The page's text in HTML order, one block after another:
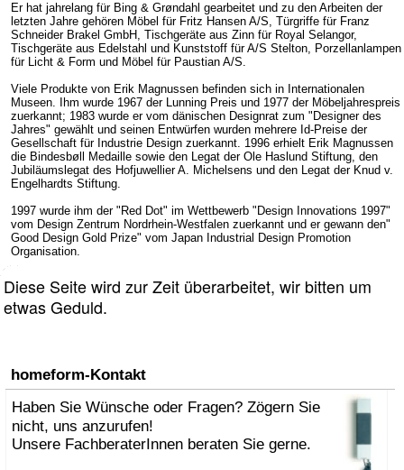
Er hat jahrelang für Bing & Grøndahl gearbeitet und zu den Arbeiten der
letzten Jahre gehören Möbel für Fritz Hansen A/S, Türgriffe für Franz
Schneider Brakel GmbH, Tischgeräte aus Zinn für Royal Selangor,
Tischgeräte aus Edelstahl und Kunststoff für A/S Stelton, Porzellanlampen
für Licht & Form und Möbel für Paustian A/S.
Viele Produkte von Erik Magnussen befinden sich in Internationalen
Museen. Ihm wurde 1967 der Lunning Preis und 1977 der Möbeljahrespreis
zuerkannt; 1983 wurde er vom dänischen Designrat zum "Designer des
Jahres" gewählt und seinen Entwürfen wurden mehrere Id-Preise der
Gesellschaft für Industrie Design zuerkannt. 1996 erhielt Erik Magnussen
die Bindesbøll Medaille sowie den Legat der Ole Haslund Stiftung, den
Jubiläumslegat des Hofjuwellier A. Michelsens und den Legat der Knud v.
Engelhardts Stiftung.
1997 wurde ihm der "Red Dot" im Wettbewerb "Design Innovations 1997"
vom Design Zentrum Nordrhein-Westfalen zuerkannt und er gewann den"
Good Design Gold Prize" vom Japan Industrial Design Promotion
Organisation.
Diese Seite wird zur Zeit überarbeitet, wir bitten um
etwas Geduld.
homeform-Kontakt
Haben Sie Wünsche oder Fragen? Zögern Sie
nicht, uns anzurufen!
Unsere FachberaterInnen beraten Sie gerne.